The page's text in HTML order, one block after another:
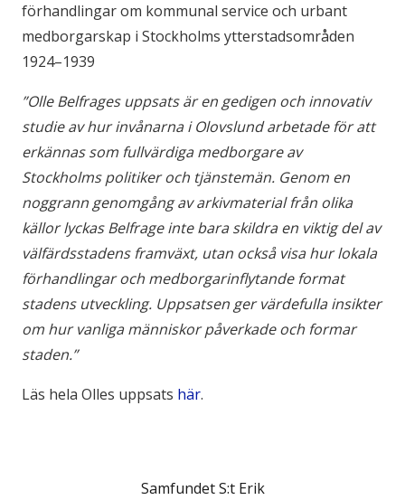
förhandlingar om kommunal service och urbant
medborgarskap i Stockholms ytterstadsområden
1924–1939
”Olle Belfrages uppsats är en gedigen och innovativ
studie av hur invånarna i Olovslund arbetade för att
erkännas som fullvärdiga medborgare av
Stockholms politiker och tjänstemän. Genom en
noggrann genomgång av arkivmaterial från olika
källor lyckas Belfrage inte bara skildra en viktig del av
välfärdsstadens framväxt, utan också visa hur lokala
förhandlingar och medborgarinflytande format
stadens utveckling. Uppsatsen ger värdefulla insikter
om hur vanliga människor påverkade och formar
staden.”
Läs hela Olles uppsats här.
Samfundet S:t Erik